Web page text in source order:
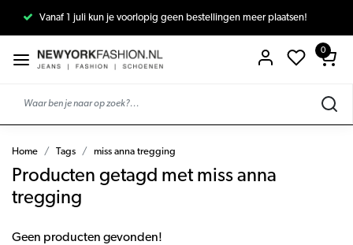
Vanaf 1 juli kun je voorlopig geen bestellingen meer plaatsen!
0
Home Tags miss anna tregging
Producten getagd met miss anna
tregging
Geen producten gevonden!